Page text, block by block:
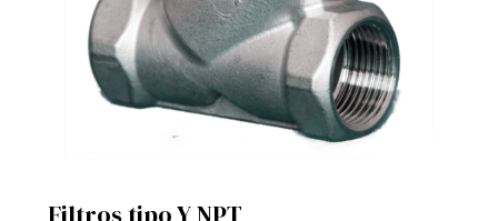
Filtros tipo Y NPT